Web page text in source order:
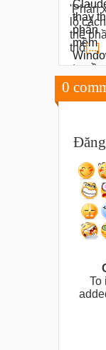
'Phản
lộ
thế
thố[...]
0
To